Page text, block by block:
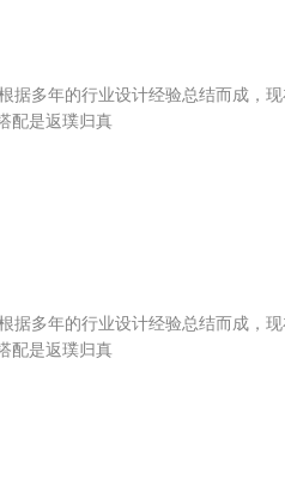
多年的行业设计经验总结而成，现
是返璞归真
多年的行业设计经验总结而成，现
是返璞归真